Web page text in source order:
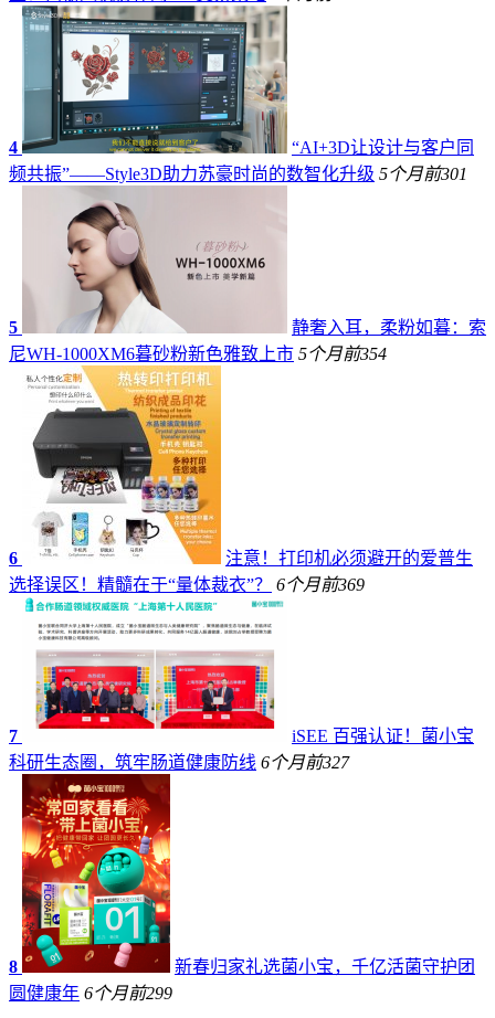
4
“AI+3D让设计与客户同
频共振”——Style3D助力苏豪时尚的数智化升级 5个月前301
5
静奢入耳，柔粉如暮：索
尼WH-1000XM6暮砂粉新色雅致上市 5个月前354
6
注意！打印机必须避开的爱普生
选择误区！精髓在于“量体裁衣”？
6个月前369
7
iSEE 百强认证！菌小宝
科研生态圈，筑牢肠道健康防线 6个月前327
8
新春归家礼选菌小宝，千亿活菌守护团
圆健康年 6个月前299